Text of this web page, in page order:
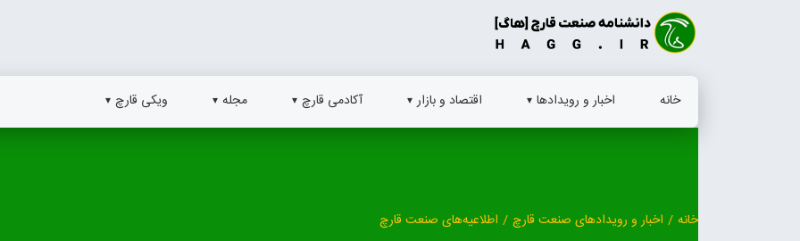
خانه اخبار و رویدادها اقتصاد و بازار آکادمی قارچ مجله ویکی قارچ
خانه / اخبار و رویدادهای صنعت قارچ / اطلاعیه‌های صنعت قارچ